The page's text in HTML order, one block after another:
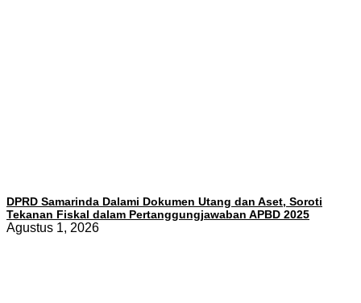
DPRD Samarinda Dalami Dokumen Utang dan Aset, Soroti
Tekanan Fiskal dalam Pertanggungjawaban APBD 2025
Agustus 1, 2026